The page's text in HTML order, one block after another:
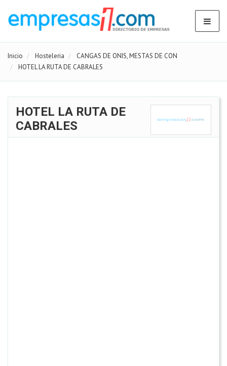
Inicio Hosteleria
CANGAS DE ONIS, MESTAS DE CON
HOTEL LA RUTA DE CABRALES
HOTEL LA RUTA DE
CABRALES